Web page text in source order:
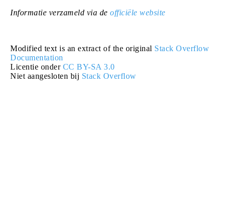
Informatie verzameld via de officiële website
Modified text is an extract of the original Stack Overflow
Documentation
Licentie onder CC BY-SA 3.0
Niet aangesloten bij Stack Overflow